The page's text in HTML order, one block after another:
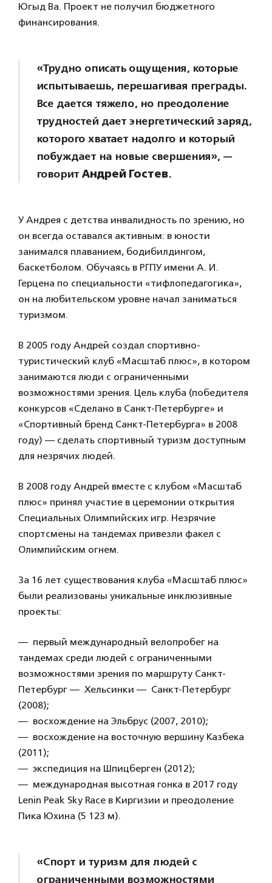
Югыд Ва. Проект не получил бюджетного
финансирования.
«Трудно описать ощущения, которые
испытываешь, перешагивая преграды.
Все дается тяжело, но преодоление
трудностей дает энергетический заряд,
которого хватает надолго и который
побуждает на новые свершения», —
говорит Андрей Гостев.
У Андрея с детства инвалидность по зрению, но
он всегда оставался активным: в юности
занимался плаванием, бодибилдингом,
баскетболом. Обучаясь в РГПУ имени А. И.
Герцена по специальности «тифлопедагогика»,
он на любительском уровне начал заниматься
туризмом.
В 2005 году Андрей создал спортивно-
туристический клуб «Масштаб плюс», в котором
занимаются люди с ограниченными
возможностями зрения. Цель клуба (победителя
конкурсов «Сделано в Санкт-Петербурге» и
«Спортивный бренд Санкт-Петербурга» в 2008
году) — сделать спортивный туризм доступным
для незрячих людей.
В 2008 году Андрей вместе с клубом «Масштаб
плюс» принял участие в церемонии открытия
Специальных Олимпийских игр. Незрячие
спортсмены на тандемах привезли факел с
Олимпийским огнем.
За 16 лет существования клуба «Масштаб плюс»
были реализованы уникальные инклюзивные
проекты:
— первый международный велопробег на
тандемах среди людей с ограниченными
возможностями зрения по маршруту Санкт-
Петербург — Хельсинки — Санкт-Петербург
(2008);
— восхождение на Эльбрус (2007, 2010);
— восхождение на восточную вершину Казбека
(2011);
— экспедиция на Шпицберген (2012);
— международная высотная гонка в 2017 году
Lenin Peak Sky Race в Киргизии и преодоление
Пика Юхина (5 123 м).
«Спорт и туризм для людей с
ограниченными возможностями